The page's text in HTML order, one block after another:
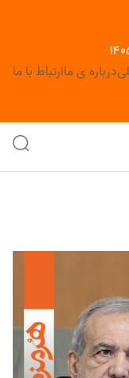
درباره ی ماارتباط با ما